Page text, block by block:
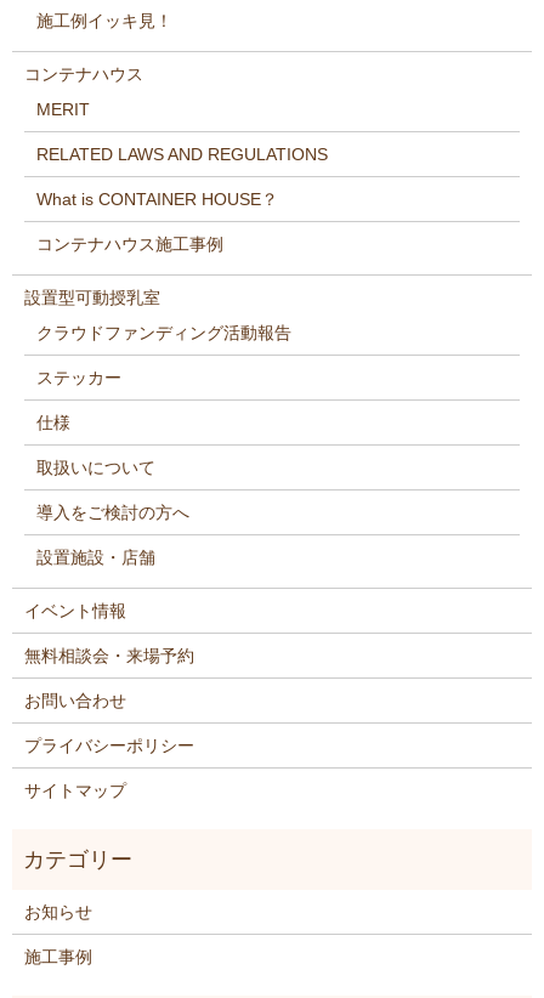
施工例イッキ見！
コンテナハウス
MERIT
RELATED LAWS AND REGULATIONS
What is CONTAINER HOUSE？
コンテナハウス施工事例
設置型可動授乳室
クラウドファンディング活動報告
ステッカー
仕様
取扱いについて
導入をご検討の方へ
設置施設・店舗
イベント情報
無料相談会・来場予約
お問い合わせ
プライバシーポリシー
サイトマップ
お知らせ
施工事例